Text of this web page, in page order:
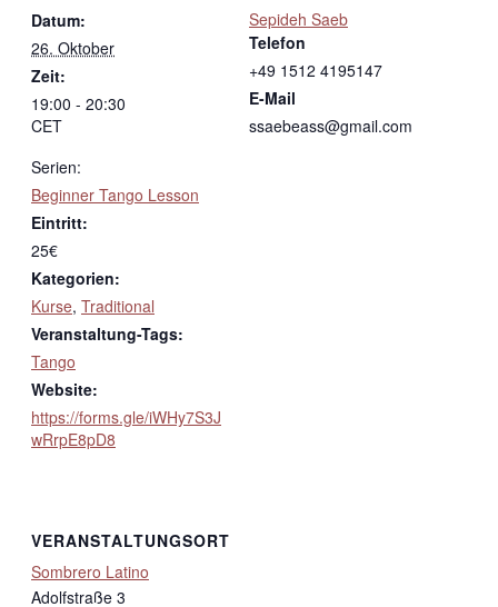
Datum:
26. Oktober
Zeit:
19:00 - 20:30
CET
Serien:
Beginner Tango Lesson
Eintritt:
25€
Kategorien:
Kurse, Traditional
Veranstaltung-Tags:
Tango
Website:
https://forms.gle/iWHy7S3J
wRrpE8pD8
Sepideh Saeb
Telefon
+49 1512 4195147
E-Mail
ssaebeass@gmail.com
VERANSTALTUNGSORT
Sombrero Latino
Adolfstraße 3